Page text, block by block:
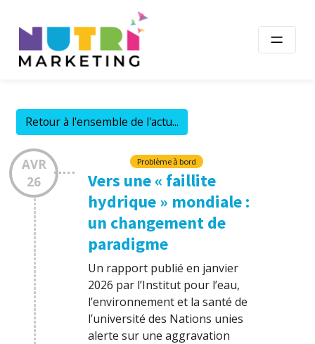
Retour à l'ensemble de l'actu...
AVR
26
Problème à bord
Vers une « faillite
hydrique » mondiale :
un changement de
paradigme
Un rapport publié en janvier
2026 par l’Institut pour l’eau,
l’environnement et la santé de
l’université des Nations unies
alerte sur une aggravation